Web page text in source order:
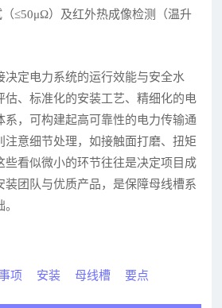
≤50μΩ）及红外热成像检测（温升
决定电力系统的运行效能与安全水
估、标准化的安装工艺、精细化的电
系，可构建起高可靠性的电力传输通
注意细节处理，如接触面打磨、扭矩
些看似微小的环节往往是决定项目成
装团队与优质产品，是保障母线槽系
项 安装 母线槽 要点